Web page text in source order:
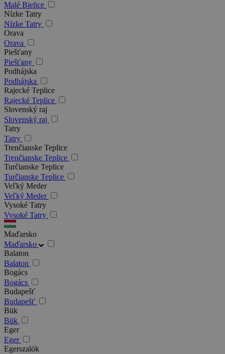
Malé Bielice
Nízke Tatry
Nízke Tatry
Orava
Orava
Piešťany
Piešťany
Podhájska
Podhájska
Rajecké Teplice
Rajecké Teplice
Slovenský raj
Slovenský raj
Tatry
Tatry
Trenčianske Teplice
Trenčianske Teplice
Turčianske Teplice
Turčianske Teplice
Veľký Meder
Veľký Meder
Vysoké Tatry
Vysoké Tatry
Maďarsko
Maďarsko
Balaton
Balaton
Bogács
Bogács
Budapešť
Budapešť
Bük
Bük
Eger
Eger
Egerszalók